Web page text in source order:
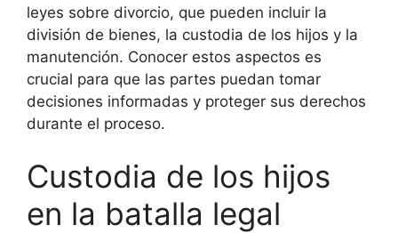
leyes sobre divorcio, que pueden incluir la
división de bienes, la custodia de los hijos y la
manutención. Conocer estos aspectos es
crucial para que las partes puedan tomar
decisiones informadas y proteger sus derechos
durante el proceso.
Custodia de los hijos
en la batalla legal